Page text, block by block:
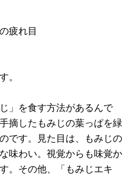
疲れ目
。
」を食す方法があるんで
摘したもみじの葉っぱを緑
です。見た目は、もみじの
味わい。視覚からも味覚か
。その他、「もみじエキ